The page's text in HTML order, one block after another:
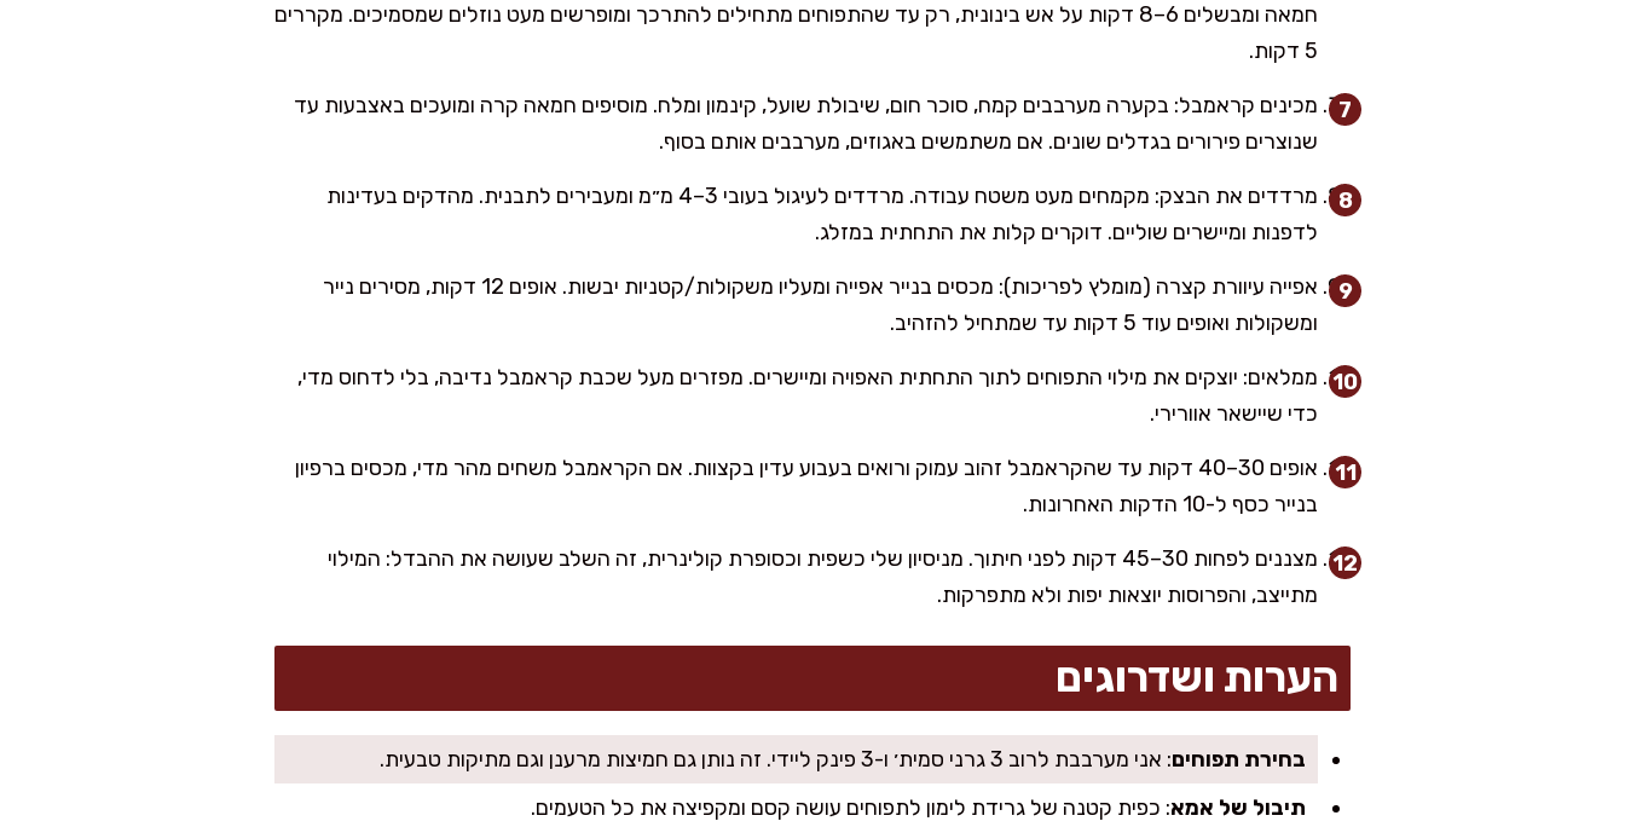
חמאה ומבשלים 6–8 דקות על אש בינונית, רק עד שהתפוחים מתחילים להתרכך ומופרשים מעט נוזלים שמסמיכים. מקררים
5 דקות.
מכינים קראמבל: בקערה מערבבים קמח, סוכר חום, שיבולת שועל, קינמון ומלח. מוסיפים חמאה קרה ומועכים באצבעות עד
שנוצרים פירורים בגדלים שונים. אם משתמשים באגוזים, מערבבים אותם בסוף.
מרדדים את הבצק: מקמחים מעט משטח עבודה. מרדדים לעיגול בעובי 3–4 מ״מ ומעבירים לתבנית. מהדקים בעדינות
לדפנות ומיישרים שוליים. דוקרים קלות את התחתית במזלג.
אפייה עיוורת קצרה (מומלץ לפריכות): מכסים בנייר אפייה ומעליו משקולות/קטניות יבשות. אופים 12 דקות, מסירים נייר
ומשקולות ואופים עוד 5 דקות עד שמתחיל להזהיב.
ממלאים: יוצקים את מילוי התפוחים לתוך התחתית האפויה ומיישרים. מפזרים מעל שכבת קראמבל נדיבה, בלי לדחוס מדי,
כדי שיישאר אוורירי.
אופים 30–40 דקות עד שהקראמבל זהוב עמוק ורואים בעבוע עדין בקצוות. אם הקראמבל משחים מהר מדי, מכסים ברפיון
בנייר כסף ל-10 הדקות האחרונות.
מצננים לפחות 30–45 דקות לפני חיתוך. מניסיון שלי כשפית וכסופרת קולינרית, זה השלב שעושה את ההבדל: המילוי
מתייצב, והפרוסות יוצאות יפות ולא מתפרקות.
הערות ושדרוגים
בחירת תפוחים: אני מערבבת לרוב 3 גרני סמית׳ ו-3 פינק ליידי. זה נותן גם חמיצות מרענן וגם מתיקות טבעית.
תיבול של אמא: כפית קטנה של גרידת לימון לתפוחים עושה קסם ומקפיצה את כל הטעמים.